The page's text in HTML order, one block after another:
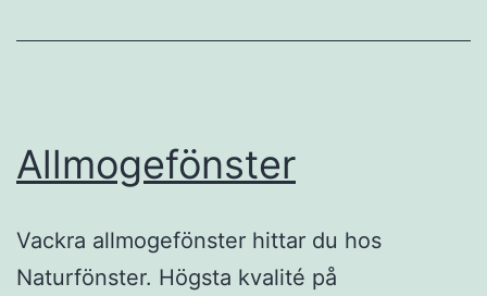
Allmogefönster
Vackra allmogefönster hittar du hos
Naturfönster. Högsta kvalité på